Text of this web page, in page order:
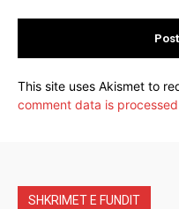
This site uses Akismet to
comment data is
SHKRIMET E FUNDIT